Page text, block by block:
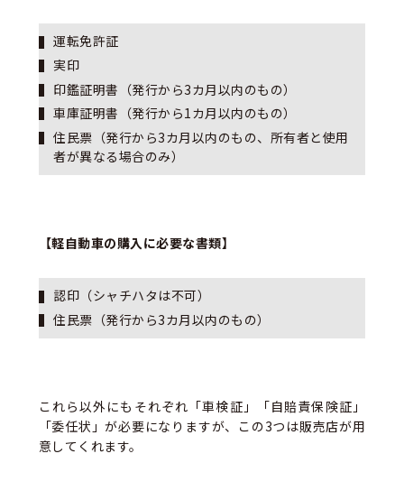
運転免許証
実印
印鑑証明書（発行から3カ月以内のもの）
車庫証明書（発行から1カ月以内のもの）
住民票（発行から3カ月以内のもの、所有者と使用
者が異なる場合のみ）
【軽自動車の購入に必要な書類】
認印（シャチハタは不可）
住民票（発行から3カ月以内のもの）
これら以外にもそれぞれ「車検証」「自賠責保険証」
「委任状」が必要になりますが、この3つは販売店が用
意してくれます。